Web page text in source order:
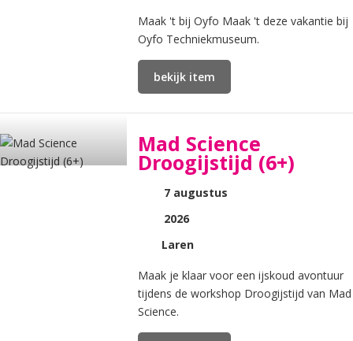
Maak 't bij Oyfo Maak 't deze vakantie bij
Oyfo Techniekmuseum.
bekijk item
Mad Science
Droogijstijd (6+)
7 augustus
2026
Laren
Maak je klaar voor een ijskoud avontuur
tijdens de workshop Droogijstijd van Mad
Science.